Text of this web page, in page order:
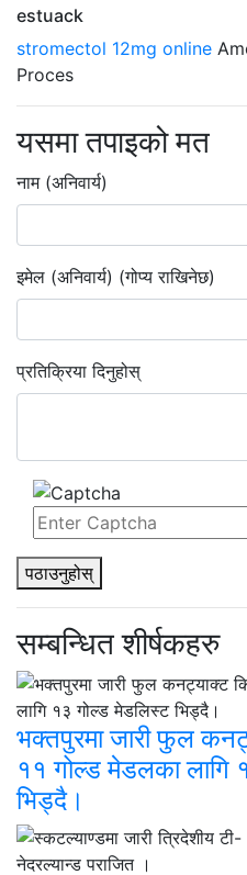
estuack
stromectol 12mg online
Proces
यसमा तपाइको मत
नाम (अनिवार्य)
इमेल (अनिवार्य) (गोप्य राखिनेछ)
प्रतिक्रिया दिनुहोस्
पठाउनुहोस्
सम्बन्धित शीर्षकहरु
भक्तपुरमा जारी फुल
११ गोल्ड मेडलका लागि
भिड्दै।